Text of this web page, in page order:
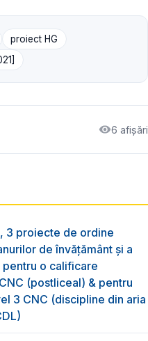
proiect HG
6 afișări
3 proiecte de ordine
de învățământ și a
o calificare
(postliceal) & pentru
3 CNC (discipline din aria